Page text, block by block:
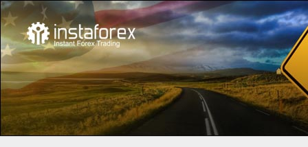
Обирайте бонус під свій
стиль торгівлі!
ІнстаФорекс -
офіційний партнер Dragon